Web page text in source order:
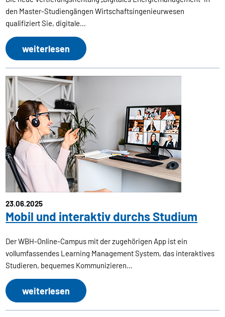
den Master-Studiengängen Wirtschaftsingenieurwesen
qualifiziert Sie, digitale…
weiterlesen
23.06.2025
Mobil und interaktiv durchs Studium
Der WBH-Online-Campus mit der zugehörigen App ist ein
vollumfassendes Learning Management System, das interaktives
Studieren, bequemes Kommunizieren…
weiterlesen